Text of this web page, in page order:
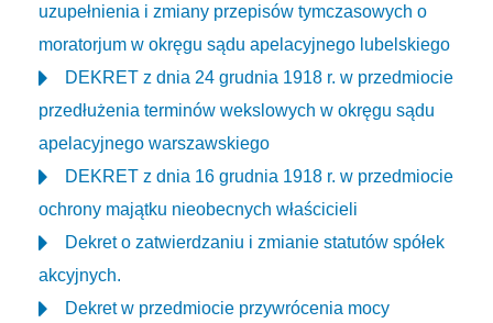
uzupełnienia i zmiany przepisów tymczasowych o
moratorjum w okręgu sądu apelacyjnego lubelskiego
DEKRET z dnia 24 grudnia 1918 r. w przedmiocie
przedłużenia terminów wekslowych w okręgu sądu
apelacyjnego warszawskiego
DEKRET z dnia 16 grudnia 1918 r. w przedmiocie
ochrony majątku nieobecnych właścicieli
Dekret o zatwierdzaniu i zmianie statutów spółek
akcyjnych.
Dekret w przedmiocie przywrócenia mocy